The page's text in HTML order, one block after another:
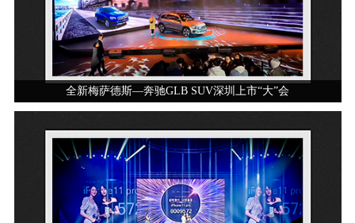
全新梅萨德斯—奔驰GLB SUV深圳上市“大”会